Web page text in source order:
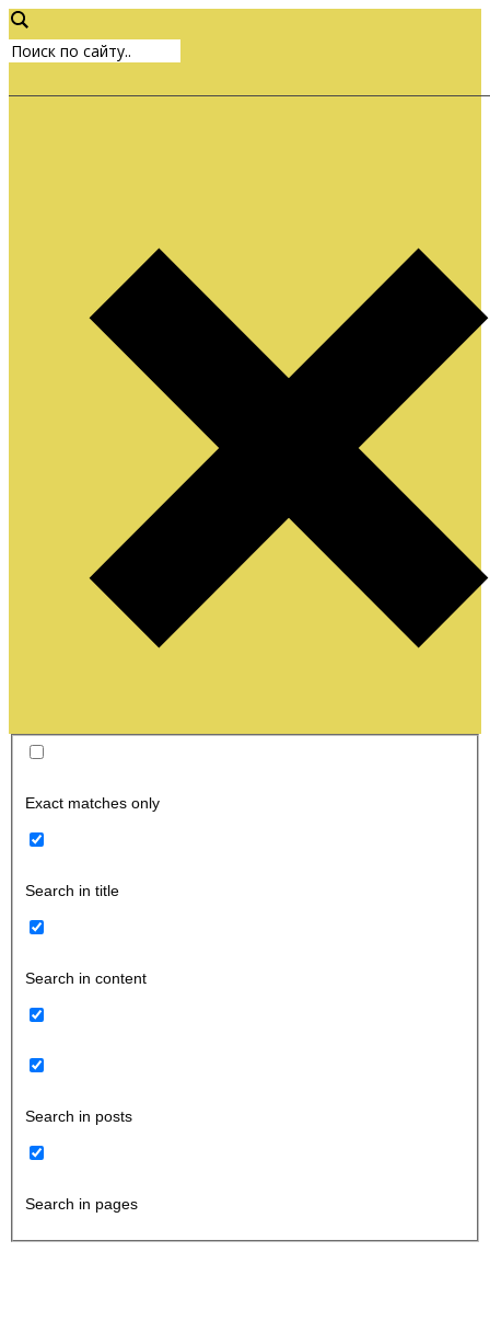
Exact matches only
Search in title
Search in content
Search in posts
Search in pages